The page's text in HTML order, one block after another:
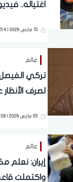
اغتياله..
15 مارس 2026 | 06:54 مساءً
عالم
تركي
لصرف
05 مارس 2026 | 12:58 صباحاً
عالم
إيران: نعلم
واكتملت